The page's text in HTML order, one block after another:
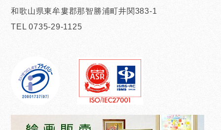
和歌山県東牟婁郡那智勝浦町井関383-1
TEL 0735-29-1125